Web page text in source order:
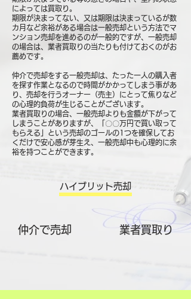
によっては買取り。
期限が決まってない、又は期限は決まっているが数
カ月など余裕がある場合は一般売却という方法でマ
ンション売却を進めるのが一般的ですが、一般売却
の場合は、業者買取りの当たりも付けておくのがお
薦めです。
仲介で売却をする一般売却は、たった一人の購入者
を探す作業となるので時間がかかってしまう事があ
り、売却を行うオーナー（売主）にとって焦りなど
の心理的負荷が生じることがございます。
業者買取りの場合、一般売却よりも金額が下がって
しまうことがありますが、「〇〇万円で買い取って
もらえる」という売却のゴールの1つを確保してお
くだけで安心感が芽生え、一般売却中も心理的に余
裕を持つことができます。
ハイブリット売却
仲介で売却 ​業者買取り